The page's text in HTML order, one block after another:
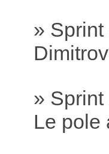
»
»
Le pole